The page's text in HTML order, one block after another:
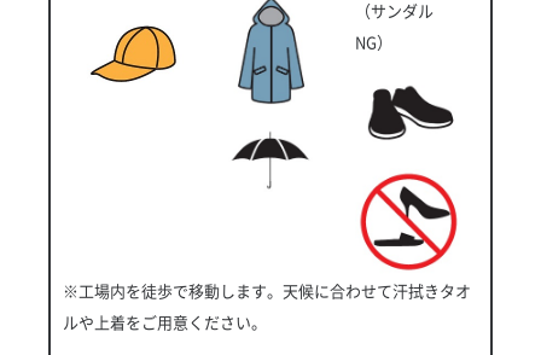
（サンダル
NG）
※工場内を徒歩で移動します。天候に合わせて汗拭きタオ
ルや上着をご用意ください。